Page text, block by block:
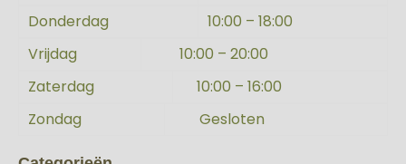
Donderdag
10:00 – 18:00
Vrijdag
10:00 – 20:00
Zaterdag
10:00 – 16:00
Zondag
Gesloten